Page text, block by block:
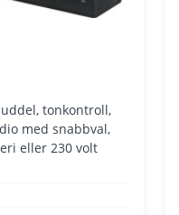
med snabbval,
eller 230 volt